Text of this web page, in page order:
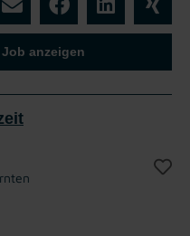
anzeigen